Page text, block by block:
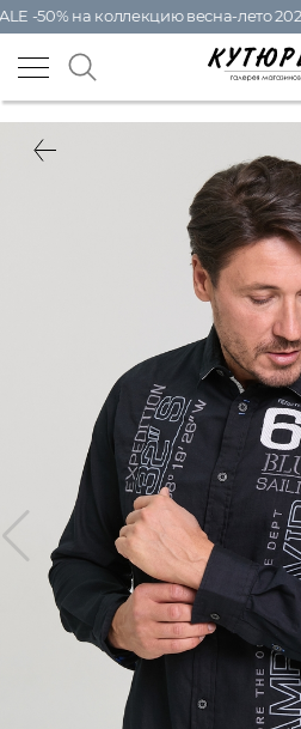
-50% на коллекцию весна-лето 2026